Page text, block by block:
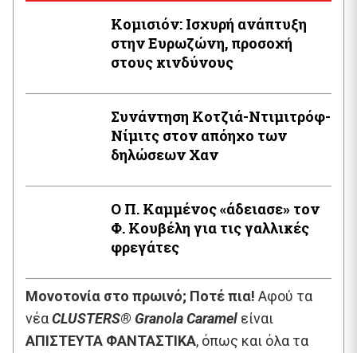
Κομισιόν: Ισχυρή ανάπτυξη
στην Ευρωζώνη, προσοχή
στους κινδύνους
Συνάντηση Κοτζιά-Ντιμιτρόφ-
Νίμιτς στον απόηχο των
δηλώσεων Χαν
Ο Π. Καμμένος «άδειασε» τον
Φ. Κουβέλη για τις γαλλικές
φρεγάτες
Μονοτονία στο πρωινό; Ποτέ πια! Αφού τα
νέαCLUSTERS® Granola Caramel είναι
ΑΠΙΣΤΕΥΤΑ ΦΑΝΤΑΣΤΙΚΑ, όπως και όλα τα